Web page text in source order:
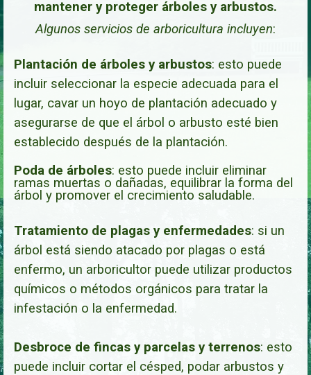
mantener y proteger árboles y arbustos.
Algunos servicios de arboricultura incluyen:
Plantación de árboles y arbustos: esto puede
incluir seleccionar la especie adecuada para el
lugar, cavar un hoyo de plantación adecuado y
asegurarse de que el árbol o arbusto esté bien
establecido después de la plantación.
Poda de árboles: esto puede incluir eliminar
ramas muertas o dañadas, equilibrar la forma del
árbol y promover el crecimiento saludable.
Tratamiento de plagas y enfermedades: si un
árbol está siendo atacado por plagas o está
enfermo, un arboricultor puede utilizar productos
químicos o métodos orgánicos para tratar la
infestación o la enfermedad.
Desbroce de fincas y parcelas y terrenos: esto
puede incluir cortar el césped, podar arbustos y